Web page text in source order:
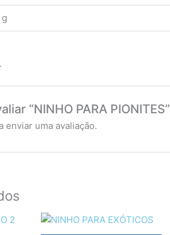
“NINHO PARA PIONITES”
enviar uma avaliação.